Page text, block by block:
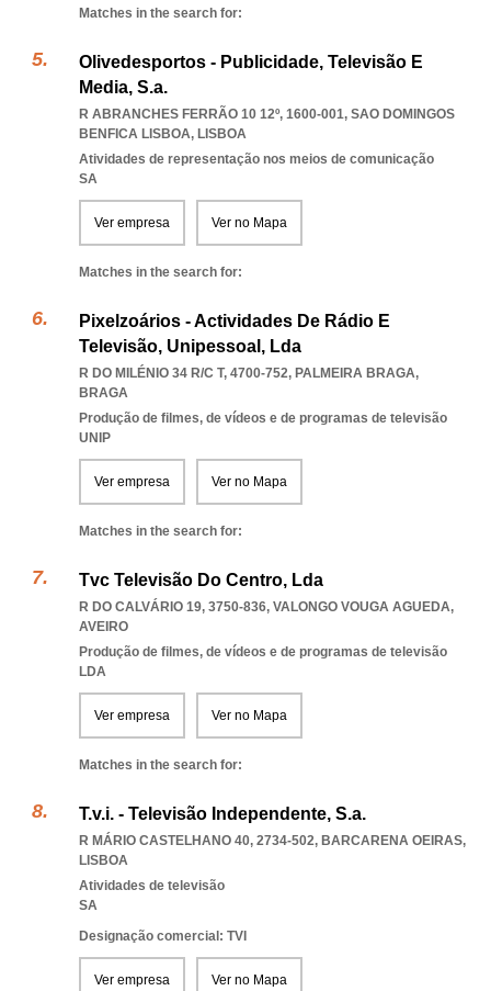
Matches in the search for:
Olivedesportos - Publicidade, Televisão E
Media, S.a.
R ABRANCHES FERRÃO 10 12º, 1600-001, SAO DOMINGOS
BENFICA LISBOA, LISBOA
Atividades de representação nos meios de comunicação
SA
Ver empresa Ver no Mapa
Matches in the search for:
Pixelzoários - Actividades De Rádio E
Televisão, Unipessoal, Lda
R DO MILÉNIO 34 R/C T, 4700-752, PALMEIRA BRAGA,
BRAGA
Produção de filmes, de vídeos e de programas de televisão
UNIP
Ver empresa Ver no Mapa
Matches in the search for:
Tvc Televisão Do Centro, Lda
R DO CALVÁRIO 19, 3750-836, VALONGO VOUGA AGUEDA,
AVEIRO
Produção de filmes, de vídeos e de programas de televisão
LDA
Ver empresa Ver no Mapa
Matches in the search for:
T.v.i. - Televisão Independente, S.a.
R MÁRIO CASTELHANO 40, 2734-502, BARCARENA OEIRAS,
LISBOA
Atividades de televisão
SA
Designação comercial: TVI
Ver empresa Ver no Mapa